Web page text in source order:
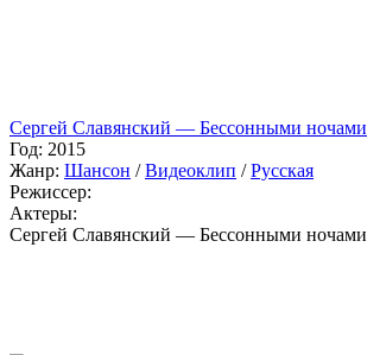
Сергей Славянский — Бессонными ночами
Год: 2015
Жанр: Шансон /Видеоклип /Русская
Режиссер:
Актеры:
Сергей Славянский — Бессонными ночами